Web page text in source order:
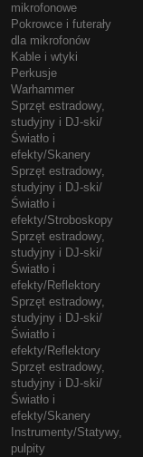
mikrofonowe
Pokrowce i futerały
dla mikrofonów
Kable i wtyki
Perkusje
Warhammer
Sprzęt estradowy,
studyjny i DJ-ski/
Światło i
efekty/Skanery
Sprzęt estradowy,
studyjny i DJ-ski/
Światło i
efekty/Stroboskopy
Sprzęt estradowy,
studyjny i DJ-ski/
Światło i
efekty/Reflektory
Sprzęt estradowy,
studyjny i DJ-ski/
Światło i
efekty/Reflektory
Sprzęt estradowy,
studyjny i DJ-ski/
Światło i
efekty/Skanery
Instrumenty/Statywy,
pulpity